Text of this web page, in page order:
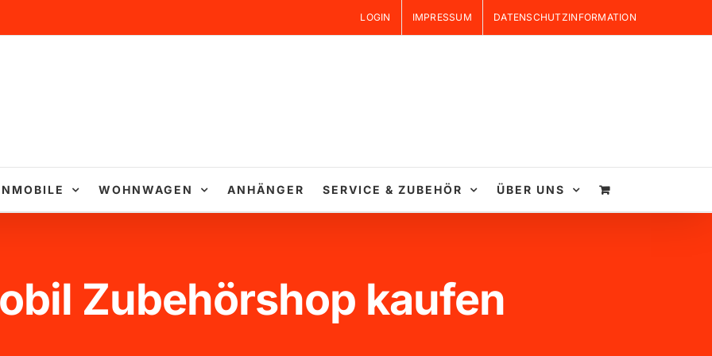
LOGIN IMPRESSUM DATENSCHUTZINFORMATION
WOHNWAGEN ANHÄNGER SERVICE & ZUBEHÖR ÜBER UNS
Zubehörshop kaufen